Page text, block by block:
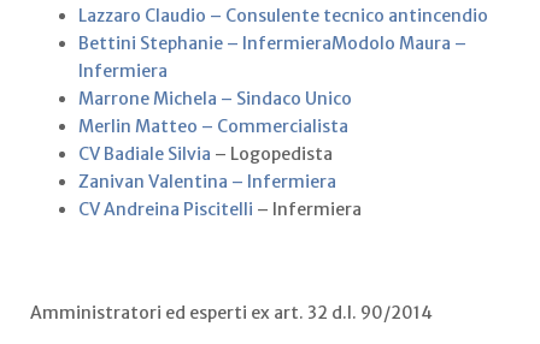
Lazzaro Claudio – Consulente tecnico antincendio
Bettini Stephanie – InfermieraModolo Maura –
Infermiera
Marrone Michela – Sindaco Unico
Merlin Matteo – Commercialista
CV Badiale Silvia – Logopedista
Zanivan Valentina – Infermiera
CV Andreina Piscitelli – Infermiera
Amministratori ed esperti ex art. 32 d.l. 90/2014